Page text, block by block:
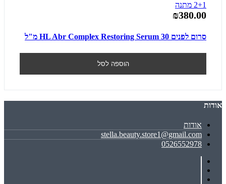
2+1 מתנה
₪380.00
סרום לפנים HL Abr Complex Restoring Serum 30 מ"ל
הוספה לסל
אודות
אודות
stella.beauty.store1@gmail.com
0526552978